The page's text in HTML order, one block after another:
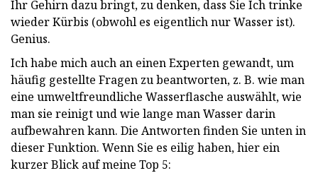
Ihr Gehirn dazu bringt, zu denken, dass Sie Ich trinke
wieder Kürbis (obwohl es eigentlich nur Wasser ist).
Genius.
Ich habe mich auch an einen Experten gewandt, um
häufig gestellte Fragen zu beantworten, z. B. wie man
eine umweltfreundliche Wasserflasche auswählt, wie
man sie reinigt und wie lange man Wasser darin
aufbewahren kann. Die Antworten finden Sie unten in
dieser Funktion. Wenn Sie es eilig haben, hier ein
kurzer Blick auf meine Top 5: